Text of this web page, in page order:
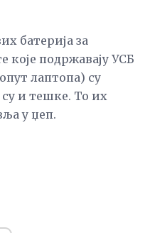
батерија за
које подржавају УСБ
лаптопа) су
и тешке. То их
у џеп.